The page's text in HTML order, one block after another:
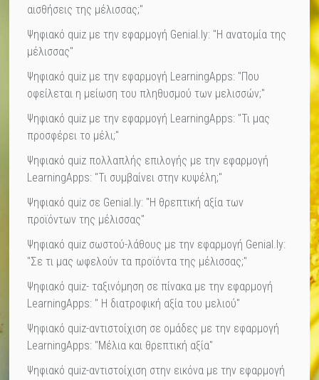
αισθήσεις της μέλισσας;"
Ψηφιακό quiz με την εφαρμογή Genial.ly: "Η ανατομία της
μέλισσας"
Ψηφιακό quiz με την εφαρμογή LearningApps: "Που
οφείλεται η μείωση του πληθυσμού των μελισσών;"
Ψηφιακό quiz με την εφαρμογή LearningApps: "Τι μας
προσφέρει το μέλι;"
Ψηφιακό quiz πολλαπλής επιλογής με την εφαρμογή
LearningApps: "Τι συμβαίνει στην κυψέλη;"
Ψηφιακό quiz σε Genial.ly: "Η θρεπτική αξία των
προϊόντων της μέλισσας"
Ψηφιακό quiz σωστού-λάθους με την εφαρμογή Genial.ly:
"Σε τι μας ωφελούν τα προϊόντα της μέλισσας;"
Ψηφιακό quiz- ταξινόμηση σε πίνακα με την εφαρμογή
LearningApps: " Η διατροφική αξία του μελιού"
Ψηφιακό quiz-αντιστοίχιση σε ομάδες με την εφαρμογή
LearningApps: "Μέλια και θρεπτική αξία"
Ψηφιακό quiz-αντιστοίχιση στην εικόνα με την εφαρμογή